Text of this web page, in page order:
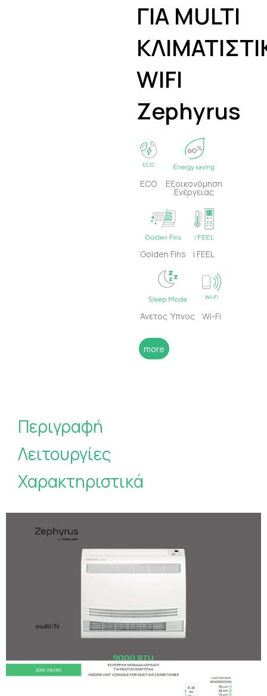
ΓΙΑ MULTI
WIFI
Zephyrus
ECO Εξοικονόμηση
Ενέργειας
Golden Fins i FEEL
Άνετος Ύπνος Wi-Fi
more
Περιγραφή
Λειτουργίες
Χαρακτηριστικά